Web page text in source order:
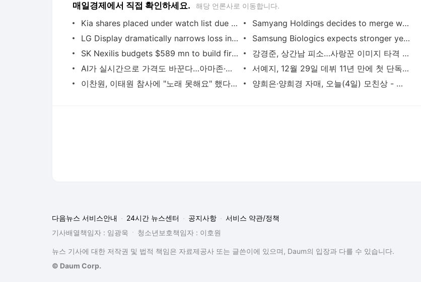
매일경제에서 직접 확인하세요. 해당 언론사로 이동합니다.
Kia shares placed under watch list due to surge in unsolicited stock tip SMS - Pulse by Maeil Business News Korea
Samyang Holdings decides to merge with subsidiary Samyang Biopharm - Pulse by Maeil Business News Korea
LG Display dramatically narrows loss in 2020, Q4 OP four-fold vs qtr - Pulse by Maeil Business News Korea
Samsung Biologics expects stronger year after achieving sales milestone in 2020 - Pulse by Maeil Business News Korea
SK Nexilis budgets $589 mn to build first overseas copper foil plant in Malaysia - Pulse by Maeil Business News Korea
강경준, 상간남 피소…사랑꾼 이미지 타격 [MK픽] - 스타투데이
AI가 실시간으로 가격도 바꾼다…아마존·우버 성공 뒤엔 ‘다이내믹 프라이싱’- 매경ECONOMY
서예지, 12월 29일 데뷔 11년 만에 첫 단독 팬미팅 개최 [공식] - MK스포츠
이찬원, 이태원 참사에 "노래 못해요" 했다가 봉변 당했다 - 스타투데이
양희은·양희경 자매, 오늘(4일) 모친상 - 스타투데이